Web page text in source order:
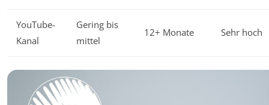
YouTube-
Kanal
Gering bis
mittel
12+ Monate Sehr hoch